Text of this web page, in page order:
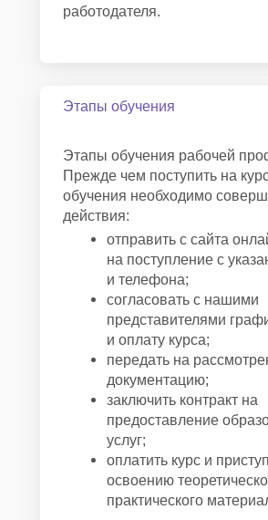
работодателя.
Этапы обучения
Этапы обучения рабочей
Прежде чем поступить на
обучения необходимо
действия:
отправить с сайта
на поступление с
и телефона;
согласовать с нашими
представителями
и оплату курса;
передать на
документацию;
заключить контракт на
предоставление
услуг;
оплатить курс и
освоению
практического